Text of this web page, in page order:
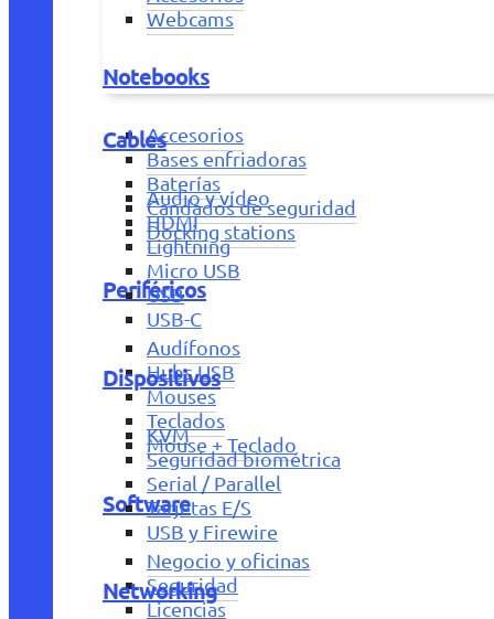
Webcams
Notebooks
Accesorios
Bases enfriadoras
Baterías
Candados de seguridad
Docking stations
Periféricos
Audífonos
Hubs USB
Mouses
Teclados
Mouse + Teclado
Software
Negocio y oficinas
Seguridad
Licencias
Cables
Audio y vídeo
HDMI
Lightning
Micro USB
USB
USB-C
Dispositivos
KVM
Seguridad biométrica
Serial / Parallel
Tarjetas E/S
USB y Firewire
Networking